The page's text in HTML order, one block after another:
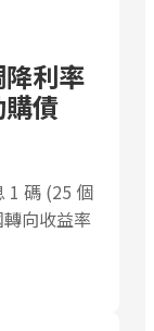
利率
債
1 碼 (25 個
向收益率